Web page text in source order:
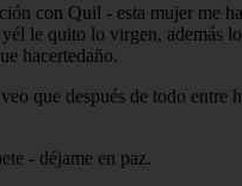
con Quil - esta mujer me
le quito lo virgen, además
hacertedaño.
que después de todo entre
- déjame en paz.